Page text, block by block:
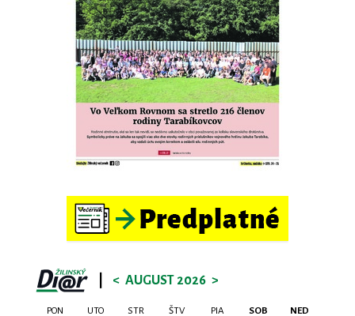
< AUGUST 2026 >
PON UTO STR ŠTV PIA SOB NED